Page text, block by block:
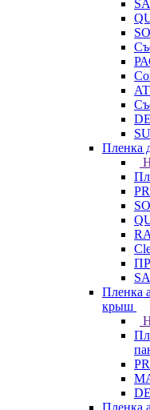
Пленка
Пленка
крыш
Пленка